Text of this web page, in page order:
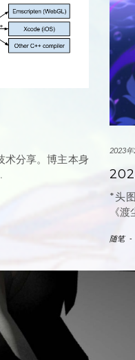
术分享。博主本身
2023
*头
《
随笔 -